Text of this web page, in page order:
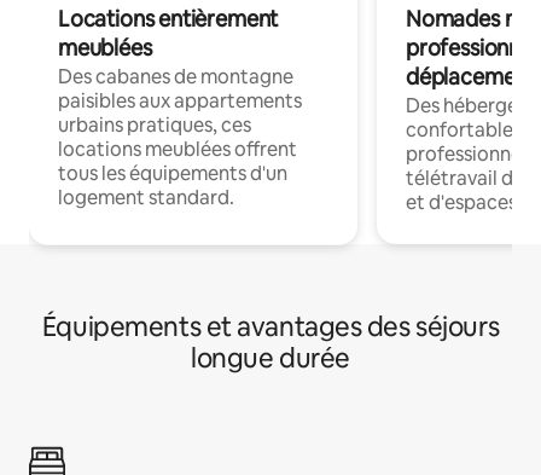
Locations entièrement
meublées
Des cabanes de montagne
paisibles aux appartements
urbains pratiques, ces
locations meublées offrent
tous les équipements d'un
logement standard.
Nomades
déplacement
Des
confortables
professionnels
télétravail
et d'espaces
Équipements et avantages des séjours
longue durée